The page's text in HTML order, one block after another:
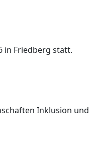
in Friedberg statt.
Inklusion und